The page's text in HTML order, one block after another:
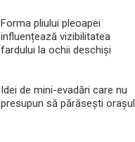
Forma pliului pleoapei
influențează vizibilitatea
fardului la ochii deschiși
Idei de mini-evadări care nu
presupun să părăsești orașul